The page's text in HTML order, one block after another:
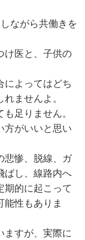
ながら共働きを
け医と、子供の
によってはどち
ませんよ。
足りません。
方がいいと思い
悲惨、脱線、ガ
ばし、線路内へ
期的に起こって
性もありま
ますが、実際に